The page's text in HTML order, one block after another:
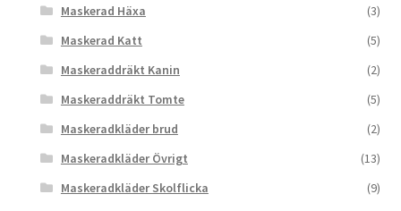
Maskerad Häxa
(3)
Maskerad Katt
(5)
Maskeraddräkt Kanin
(2)
Maskeraddräkt Tomte
(5)
Maskeradkläder brud
(2)
Maskeradkläder Övrigt
(13)
Maskeradkläder Skolflicka
(9)